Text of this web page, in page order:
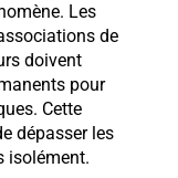
Les
de
doivent
pour
Cette
dépasser les
isolément.